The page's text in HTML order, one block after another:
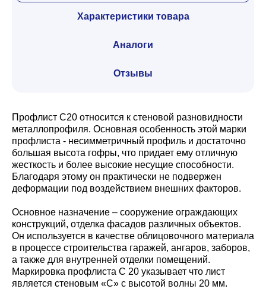
Характеристики товара
Аналоги
Отзывы
Профлист С20 относится к стеновой разновидности
металлопрофиля. Основная особенность этой марки
профлиста - несимметричный профиль и достаточно
большая высота гофры, что придает ему отличную
жесткость и более высокие несущие способности.
Благодаря этому он практически не подвержен
деформации под воздействием внешних факторов.
Основное назначение – сооружение ограждающих
конструкций, отделка фасадов различных объектов.
Он используется в качестве облицовочного материала
в процессе строительства гаражей, ангаров, заборов,
а также для внутренней отделки помещений.
Маркировка профлиста С 20 указывает что лист
является стеновым «С» с высотой волны 20 мм.